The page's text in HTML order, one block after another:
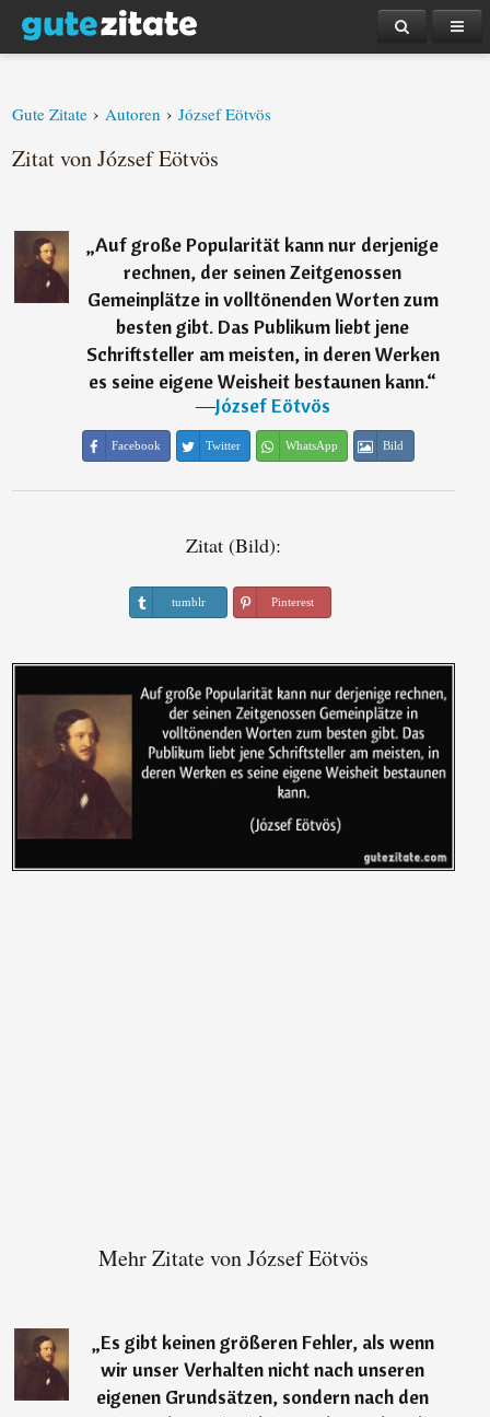
Gute Zitate › Autoren › József Eötvös
Zitat von József Eötvös
„Auf große Popularität kann nur derjenige
rechnen, der seinen Zeitgenossen
Gemeinplätze in volltönenden Worten zum
besten gibt. Das Publikum liebt jene
Schriftsteller am meisten, in deren Werken
es seine eigene Weisheit bestaunen kann.“
―József Eötvös
Facebook Twitter WhatsApp Bild
Zitat (Bild):
tumblr Pinterest
Mehr Zitate von József Eötvös
„Es gibt keinen größeren Fehler, als wenn
wir unser Verhalten nicht nach unseren
eigenen Grundsätzen, sondern nach den